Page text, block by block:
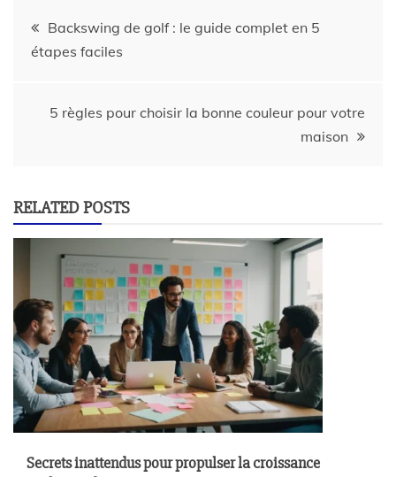
Backswing de golf : le guide complet en 5
étapes faciles
5 règles pour choisir la bonne couleur pour votre
maison
RELATED POSTS
Secrets inattendus pour propulser la croissance